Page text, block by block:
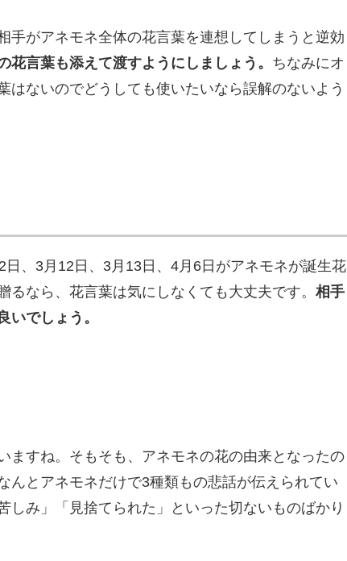
手がアネモネ全体の花言葉を連想してしまうと逆効
花言葉も添えて渡すようにしましょう。 ちなみにオ
はないのでどうしても使いたいなら誤解のないよう
、3月12日、3月13日、4月6日がアネモネが誕生花
なら、花言葉は気にしなくても大丈夫です。 相手
いでしょう。
ますね。そもそも、アネモネの花の由来となったの
んとアネモネだけで3種類もの悲話が伝えられてい
しみ」「見捨てられた」といった切ないものばかり